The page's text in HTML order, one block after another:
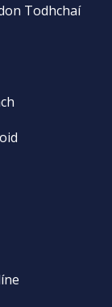
Todhchaí